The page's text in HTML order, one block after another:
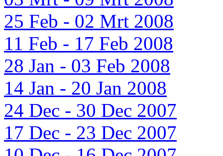
25 Feb - 02 Mrt 2008
11 Feb - 17 Feb 2008
28 Jan - 03 Feb 2008
14 Jan - 20 Jan 2008
24 Dec - 30 Dec 2007
17 Dec - 23 Dec 2007